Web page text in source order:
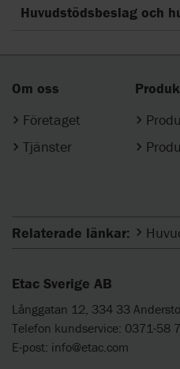
Huvudstödsbeslag och
Om oss
Företaget
Tjänster
Relaterade länkar:
Etac Sverige AB
Långgatan 12, 334 33
Telefon kundservice: 0371-58
E-post: info@etac.com